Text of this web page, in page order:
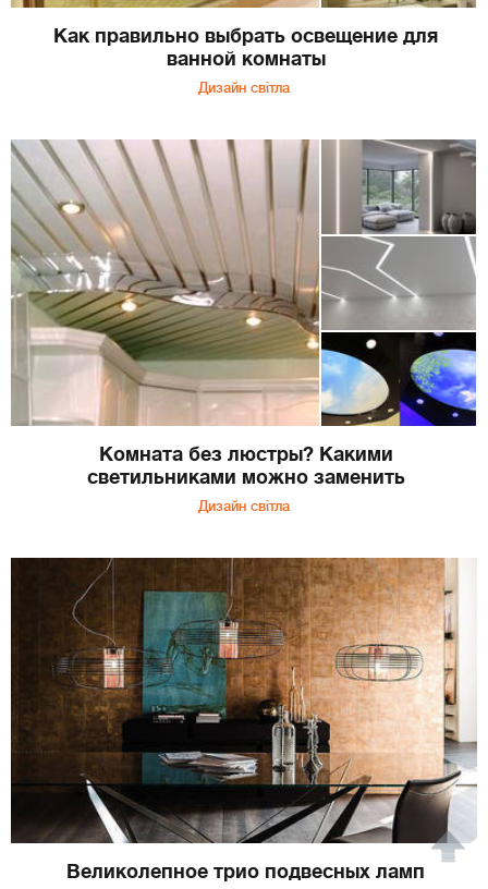
Как правильно выбрать освещение для
ванной комнаты
Дизайн світла
Комната без люстры? Какими
светильниками можно заменить
Дизайн світла
Великолепное трио подвесных ламп